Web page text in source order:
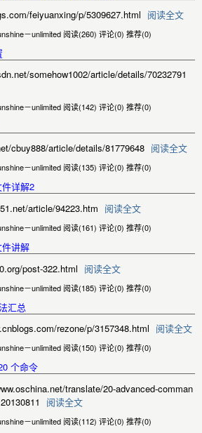
feiyuanxing/p/5309627.html 阅读全文
－unlimited 阅读(260) 评论(0) 推荐(0)
somehow1002/article/details/70232791
－unlimited 阅读(142) 评论(0) 推荐(0)
cbuy888/article/details/81779648 阅读全文
－unlimited 阅读(135) 评论(0) 推荐(0)
详解2
article/94223.htm 阅读全文
－unlimited 阅读(161) 评论(0) 推荐(0)
讲解
post-322.html 阅读全文
－unlimited 阅读(185) 评论(0) 推荐(0)
汇总
rezone/p/3157348.html 阅读全文
－unlimited 阅读(150) 评论(0) 推荐(0)
个命令
translate/20-advanced-comman
阅读全文
－unlimited 阅读(112) 评论(0) 推荐(0)